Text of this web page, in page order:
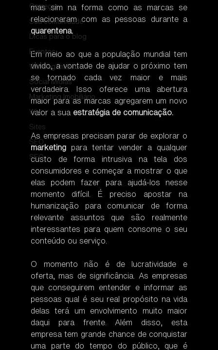
Começar
Sua comunidade
Dicas para o blog
Eventos
Wix Pagamentos
Social Mídias
Marketing Imobiliário
Wix
Sites
SEO
SEO
mas sim na forma como as marcas se
quarentena.
Em meio ao que a população mundial tem
vivido, a vontade de ajudar o próximo tem
se tornado cada vez maior e mais
verdadeira. Isso oferece uma abertura
maior para as marcas agregarem um novo
valor a sua estratégia de comunicação.
marketing para tentar vender a qualquer
custo de forma intrusiva na tela dos
consumidores e começar a mostrar o que
elas podem fazer para ajudá-los nesse
momento difícil. É preciso apostar na
humanização para comunicar de forma
relevante assuntos que são realmente
interessantes para quem consome o seu
conteúdo ou serviço.
O momento não é de lucratividade e
oferta, mas de significância. As empresas
que conseguirem entender e informar as
pessoas qual é seu real propósito na vida
delas terá um envolvimento muito maior
daqui para frente. Além disso, esta
empresa tem grande chance de conquistar
uma parte do tempo do público, que é